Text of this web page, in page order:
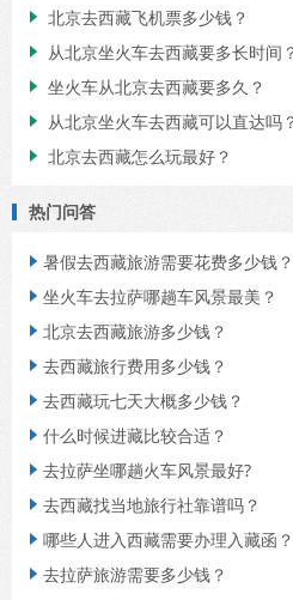
 北京去西藏飞机票多少钱？
 从北京坐火车去西藏要多长时间
 坐火车从北京去西藏要多久？
 从北京坐火车去西藏可以直达吗
 北京去西藏怎么玩最好？
热门问答
 暑假去西藏旅游需要花费多少钱？
 坐火车去拉萨哪趟车风景最美？
 北京去西藏旅游多少钱？
 去西藏旅行费用多少钱？
 去西藏玩七天大概多少钱？
 什么时候进藏比较合适？
 去拉萨坐哪趟火车风景最好?
 去西藏找当地旅行社靠谱吗？
 哪些人进入西藏需要办理入藏函？
 去拉萨旅游需要多少钱？